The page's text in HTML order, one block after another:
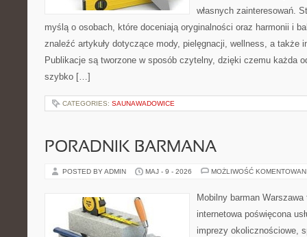
własnych zainteresowań.
myślą o osobach, które doceniają oryginalności oraz harmonii i
znaleźć artykuły dotyczące mody, pielęgnacji, wellness, a także
Publikacje są tworzone w sposób czytelny, dzięki czemu każda
szybko […]
CATEGORIES: SAUNAWADOWICE
PORADNIK BARMANA
POSTED BY ADMIN MAJ - 9 - 2026 MOŻLIWOŚĆ
Mobilny barman
internetowa poświęcona
imprezy okolicznościowe,